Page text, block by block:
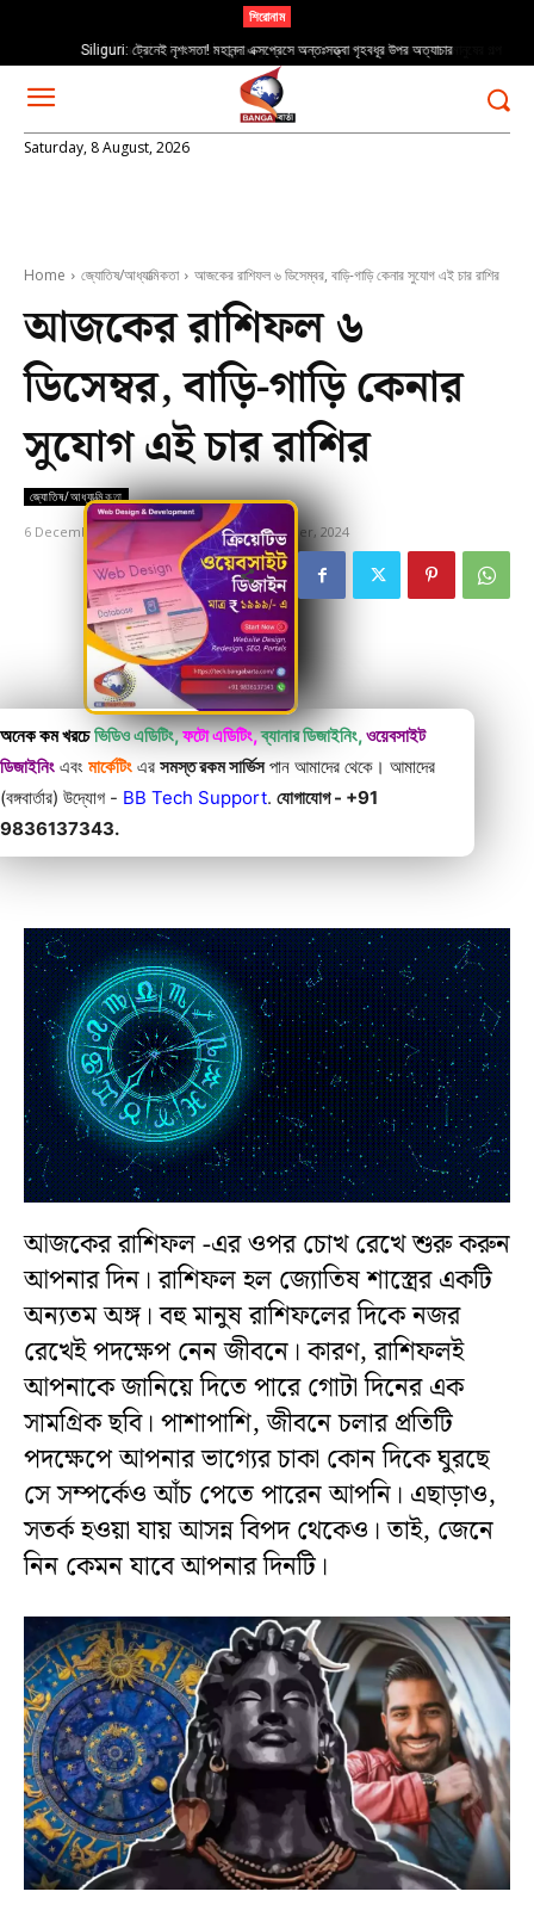
শিরোনাম
Buddhadeb Bhattacharya: বুদ্ধদেব ভট্টাচার্য; ক্ষমতার ঊর্ধ্বে এক সাধারণ মানুষের গল্প
Saturday, 8 August, 2026
Home জ্যোতিষ/আধ্যাত্মিকতা আজকের রাশিফল ৬ ডিসেম্বর, বাড়ি-গাড়ি কেনার সুযোগ এই চার রাশির
আজকের রাশিফল ৬
ডিসেম্বর, বাড়ি-গাড়ি কেনার
সুযোগ এই চার রাশির
জ্যোতিষ/আধ্যাত্মিকতা
6 December, 2024 Updated: 6 December, 2024
অনেক কম খরচে ভিডিও এডিটিং,ফটো এডিটিং,ব্যানার ডিজাইনিং,ওয়েবসাইট
ডিজাইনিং এবং মার্কেটিং এর সমস্ত রকম সার্ভিসপান আমাদের থেকে। আমাদের
(বঙ্গবার্তার) উদ্যোগ - BB Tech Support. যোগাযোগ - +91
9836137343.
আজকের রাশিফল -এর ওপর চোখ রেখে শুরু করুন
আপনার দিন। রাশিফল হল জ্যোতিষ শাস্ত্রের একটি
অন্যতম অঙ্গ। বহু মানুষ রাশিফলের দিকে নজর
রেখেই পদক্ষেপ নেন জীবনে। কারণ, রাশিফলই
আপনাকে জানিয়ে দিতে পারে গোটা দিনের এক
সামগ্রিক ছবি। পাশাপাশি, জীবনে চলার প্রতিটি
পদক্ষেপে আপনার ভাগ্যের চাকা কোন দিকে ঘুরছে
সে সম্পর্কেও আঁচ পেতে পারেন আপনি। এছাড়াও,
সতর্ক হওয়া যায় আসন্ন বিপদ থেকেও। তাই, জেনে
নিন কেমন যাবে আপনার দিনটি।